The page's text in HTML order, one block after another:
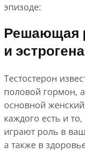
эпизоде:
Решающая
и
Тестостерон
половой гормон, а
основной
каждого есть и
играют роль в
а также в